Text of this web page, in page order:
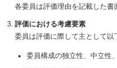
各委員は評価理由を記載した書
評価における考慮要素
委員は評価に際して主として以
委員構成の独立性、中立性